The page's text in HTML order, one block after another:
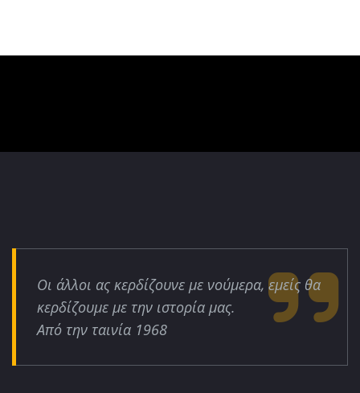
Οι άλλοι ας κερδίζουνε με νούμερα, εμείς θα
κερδίζουμε με την ιστορία μας.
Από την ταινία 1968